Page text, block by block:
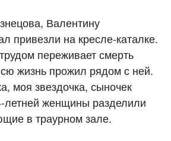
Валентину
привезли на кресле-каталке.
переживает смерть
жизнь прожил рядом с ней.
моя звездочка, сыночек
женщины разделили
в траурном зале.